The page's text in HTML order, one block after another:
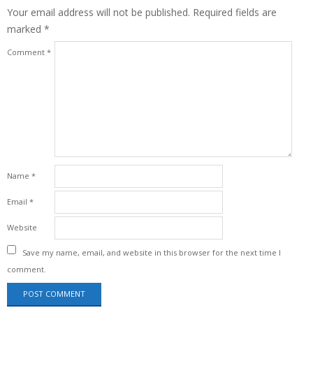
Your email address will not be published. Required fields are
marked *
Comment *
Name *
Email *
Website
Save my name, email, and website in this browser for the next time I
comment.